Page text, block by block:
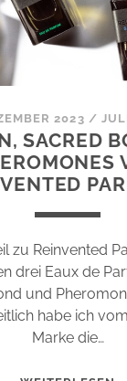
2023 /
SACRED
zu Reinvented
drei Eaux de
und
habe ich
Marke die…